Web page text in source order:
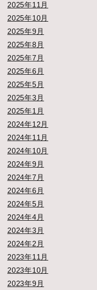
2025年11月
2025年10月
2025年9月
2025年8月
2025年7月
2025年6月
2025年5月
2025年3月
2025年1月
2024年12月
2024年11月
2024年10月
2024年9月
2024年7月
2024年6月
2024年5月
2024年4月
2024年3月
2024年2月
2023年11月
2023年10月
2023年9月